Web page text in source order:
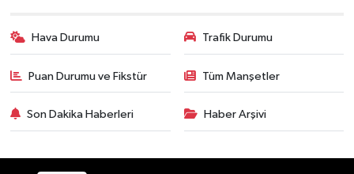
Hava Durumu Trafik Durumu
Puan Durumu ve Fikstür Tüm Manşetler
Son Dakika Haberleri Haber Arşivi